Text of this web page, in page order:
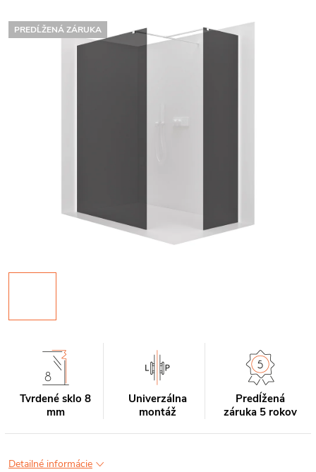
PREDĹŽENÁ ZÁRUKA
Tvrdené sklo 8
mm
Univerzálna
montáž
Predĺžená
záruka 5 rokov
Detailné informácie